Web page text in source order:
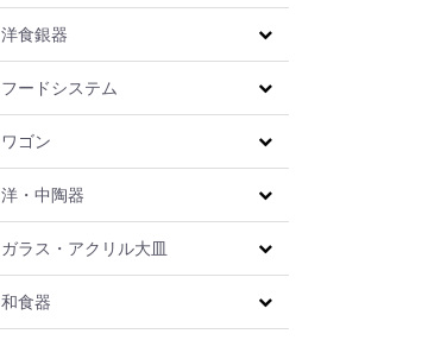
洋食銀器
フードシステム
ワゴン
洋・中陶器
ガラス・アクリル大皿
和食器